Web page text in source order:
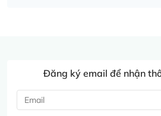
Đăng ký email để nhận